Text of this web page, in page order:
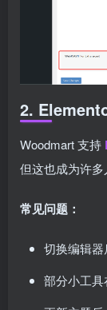
2.
Woodmart 支持
但这也成为许多
常见问题：
切换编辑器
部分小工具